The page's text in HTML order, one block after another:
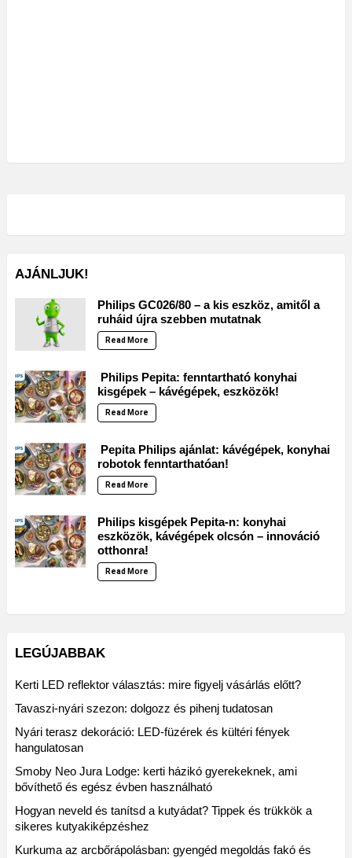
AJÁNLJUK!
Philips GC026/80 – a kis eszköz, amitől a
ruháid újra szebben mutatnak
Read More
Philips Pepita: fenntartható konyhai
kisgépek – kávégépek, eszközök!
Read More
Pepita Philips ajánlat: kávégépek, konyhai
robotok fenntarthatóan!
Read More
Philips kisgépek Pepita-n: konyhai
eszközök, kávégépek olcsón – innováció
otthonra!
Read More
LEGÚJABBAK
Kerti LED reflektor választás: mire figyelj vásárlás előtt?
Tavaszi-nyári szezon: dolgozz és pihenj tudatosan
Nyári terasz dekoráció: LED-füzérek és kültéri fények
hangulatosan
Smoby Neo Jura Lodge: kerti házikó gyerekeknek, ami
bővíthető és egész évben használható
Hogyan neveld és tanítsd a kutyádat? Tippek és trükkök a
sikeres kutyakiképzéshez
Kurkuma az arcbőrápolásban: gyengéd megoldás fakó és